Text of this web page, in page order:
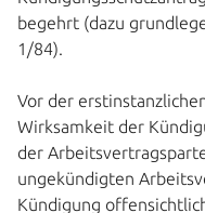
begehrt (dazu
1/84).
Vor der
Wirksamkeit der
der
ungekündigten
Kündigung